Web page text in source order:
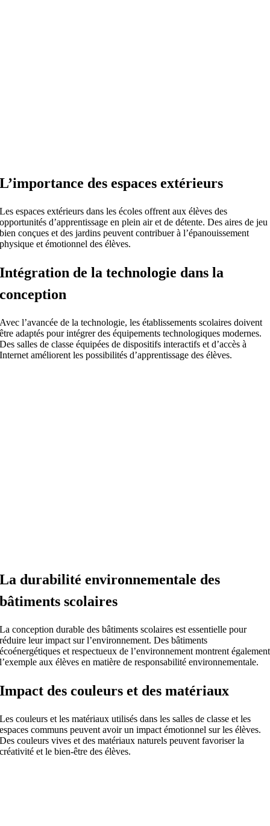
L’importance des espaces extérieurs
Les espaces extérieurs dans les écoles offrent aux élèves des
opportunités d’apprentissage en plein air et de détente. Des aires de jeu
bien conçues et des jardins peuvent contribuer à l’épanouissement
physique et émotionnel des élèves.
Intégration de la technologie dans la
conception
Avec l’avancée de la technologie, les établissements scolaires doivent
être adaptés pour intégrer des équipements technologiques modernes.
Des salles de classe équipées de dispositifs interactifs et d’accès à
Internet améliorent les possibilités d’apprentissage des élèves.
La durabilité environnementale des
bâtiments scolaires
La conception durable des bâtiments scolaires est essentielle pour
réduire leur impact sur l’environnement. Des bâtiments
écoénergétiques et respectueux de l’environnement montrent également
l’exemple aux élèves en matière de responsabilité environnementale.
Impact des couleurs et des matériaux
Les couleurs et les matériaux utilisés dans les salles de classe et les
espaces communs peuvent avoir un impact émotionnel sur les élèves.
Des couleurs vives et des matériaux naturels peuvent favoriser la
créativité et le bien-être des élèves.